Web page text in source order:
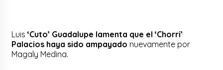
Luis‘Cuto’ Guadalupe lamenta que el ‘Chorri’
Palacios haya sido ampayado nuevamente por
Magaly Medina.